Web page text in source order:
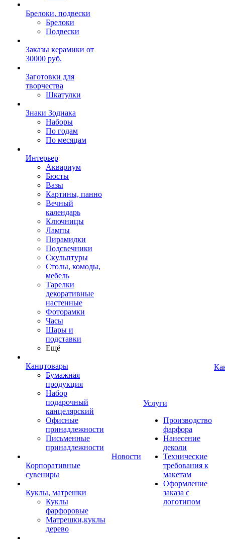
Брелоки, подвески
Брелоки
Подвески
Заказы керамики от
30000 руб.
Заготовки для
творчества
Шкатулки
Знаки Зодиака
Наборы
По годам
По месяцам
Интерьер
Аквариум
Бюсты
Вазы
Картины, панно
Вечный
календарь
Ключницы
Лампы
Пирамидки
Подсвечники
Скульптуры
Столы, комоды,
мебель
Тарелки
декоративные
настенные
Фоторамки
Часы
Шары и
подставки
Ещё
Канцтовары
Бумажная
продукция
Набор
подарочный
канцелярский
Офисные
принадлежности
Письменные
принадлежности
Корпоративные
сувениры
Куклы, матрешки
Куклы
фарфоровые
Матрешки,куклы
дерево
Новости
Услуги
Производство
фарфора
Нанесение
деколи
Технические
требования к
макетам
Оформление
заказа с
логотипом